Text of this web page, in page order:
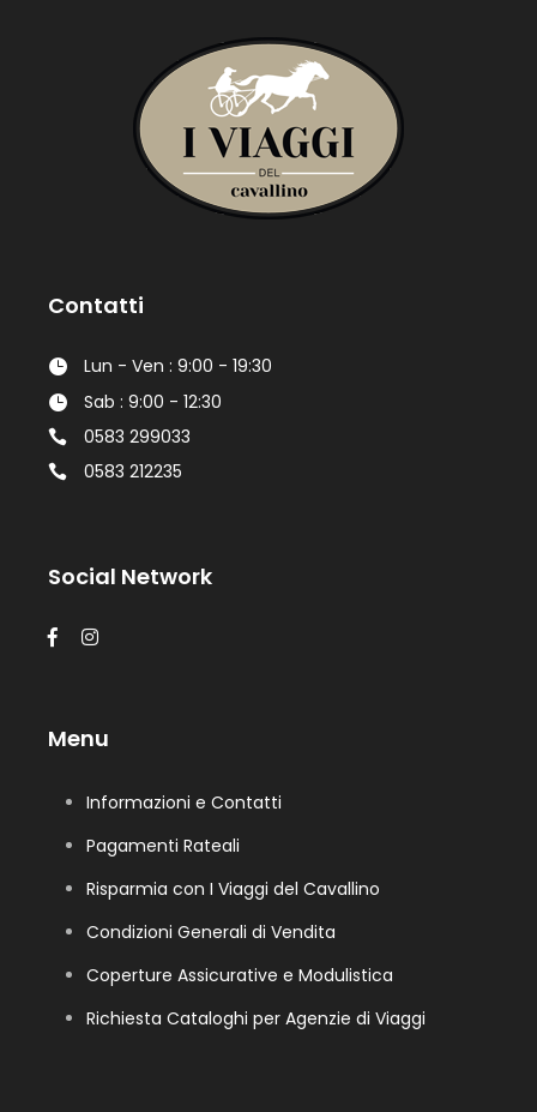
Contatti
Lun - Ven : 9:00 - 19:30
Sab : 9:00 - 12:30
0583 299033
0583 212235
Social Network
Menu
Informazioni e Contatti
Pagamenti Rateali
Risparmia con I Viaggi del Cavallino
Condizioni Generali di Vendita
Coperture Assicurative e Modulistica
Richiesta Cataloghi per Agenzie di Viaggi